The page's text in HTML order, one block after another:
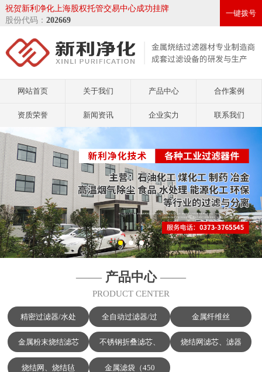
祝贺新利净化上海股权托管交易中心成功挂牌
股份代码： 202669
一键拨号
网站首页 关于我们 产品中心 合作案例
资质荣誉 新闻资讯 企业实力 联系我们
—— 产品中心——
PRODUCT CENTER
精密过滤器/水处 全自动过滤器/过 金属纤维丝
金属粉末烧结滤芯 不锈钢折叠滤芯、 烧结网滤芯、滤器
烧结网、烧结毡 金属滤袋（450